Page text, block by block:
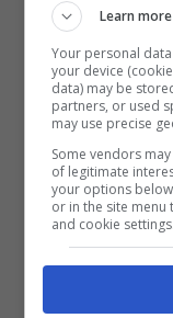
insieme a
pestate il
Versate
e poi
succo di
ma non
Lasciatela
Learn more
Your personal
your device
data) may be
partners, or used
may use precise
Some vendors
of legitimate
your options
or in the site
and cookie settings.